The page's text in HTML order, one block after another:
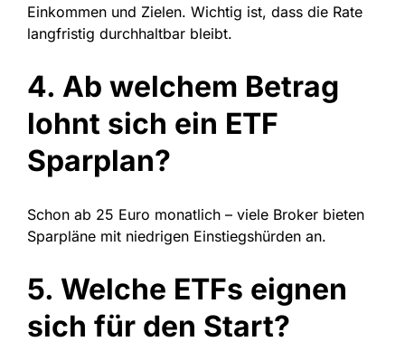
Einkommen und Zielen. Wichtig ist, dass die Rate
langfristig durchhaltbar bleibt.
4. Ab welchem Betrag
lohnt sich ein ETF
Sparplan?
Schon ab 25 Euro monatlich – viele Broker bieten
Sparpläne mit niedrigen Einstiegshürden an.
5. Welche ETFs eignen
sich für den Start?